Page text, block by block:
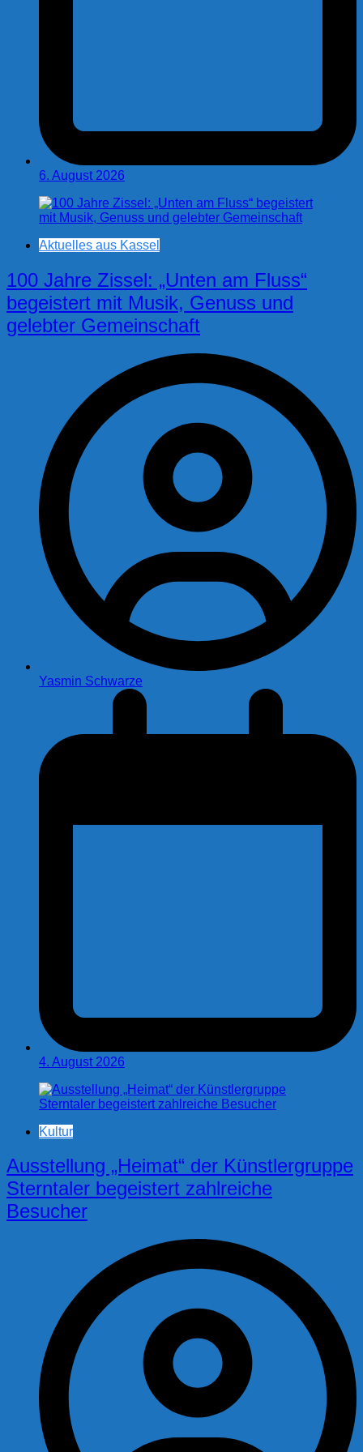
6. August 2026
Aktuelles aus Kassel
100 Jahre Zissel: „Unten am Fluss“
begeistert mit Musik, Genuss und
gelebter Gemeinschaft
Yasmin Schwarze
4. August 2026
Kultur
Ausstellung „Heimat“ der Künstlergruppe
Sterntaler begeistert zahlreiche
Besucher